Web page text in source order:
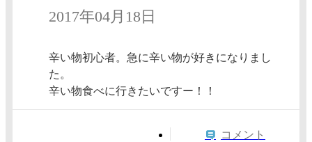
2017年04月18日
辛い物初心者。急に辛い物が好きになりまし
た。
辛い物食べに行きたいですー！！
コメント